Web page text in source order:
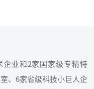
企业和2家国家级专精特
、6家省级科技小巨人企